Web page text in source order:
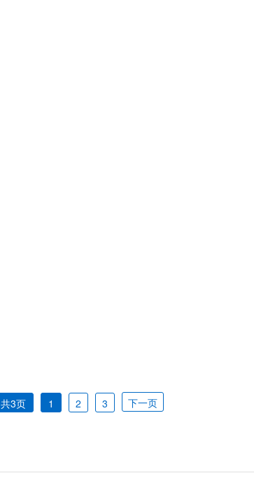
共3页 1 2 3 下一页